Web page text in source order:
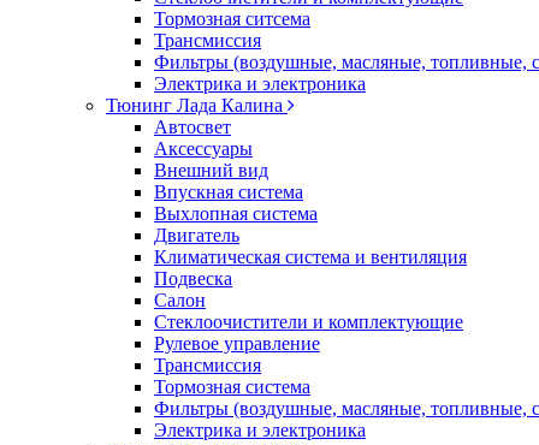
Тормозная ситсема
Трансмиссия
Фильтры (воздушные, масляные, топливные,
Электрика и электроника
Тюнинг Лада Калина
Автосвет
Аксессуары
Внешний вид
Впускная система
Выхлопная система
Двигатель
Климатическая система и вентиляция
Подвеска
Салон
Стеклоочистители и комплектующие
Рулевое управление
Трансмиссия
Тормозная система
Фильтры (воздушные, масляные, топливные,
Электрика и электроника